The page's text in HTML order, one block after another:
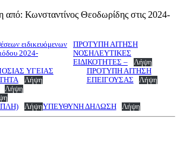
από: Κωνσταντίνος Θεοδωρίδης στις 2024-
ειδικευόμενων
2024-
ΠΡΟΤΥΠΗ ΑΙΤΗΣΗ
ΝΟΣΗΛΕΥΤΙΚΕΣ
ΕΙΔΙΚΟΤΗΤΕΣ –
Λήψη
ΥΓΕΙΑΣ
Λήψη
ΠΡΟΤΥΠΗ ΑΙΤΗΣΗ
ΕΠΕΙΓΟΥΣΑΣ
Λήψη
Λήψη
ΛήψηΥΠΕΥΘΥΝΗ ΔΗΛΩΣΗ Λήψη